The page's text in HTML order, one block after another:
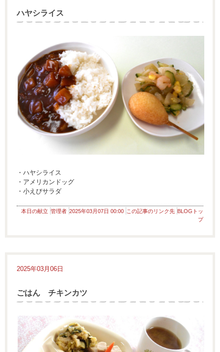
ハヤシライス
・ハヤシライス
・アメリカンドッグ
・小えびサラダ
本日の献立 管理者 2025年03月07日 00:00 この記事のリンク先 BLOGトッ
プ
2025年03月06日
ごはん チキンカツ